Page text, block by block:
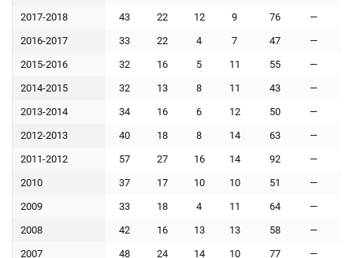
2017-2018
43 22 12 9 76 —
2016-2017
33 22 4 7 47 —
2015-2016
32 16 5 11 55 —
2014-2015
32 13 8 11 43 —
2013-2014
34 16 6 12 50 —
2012-2013
40 18 8 14 63 —
2011-2012
57 27 16 14 92 —
2010
37 17 10 10 51 —
2009
33 18 4 11 64 —
2008
42 16 13 13 58 —
2007
48 24 14 10 77 —